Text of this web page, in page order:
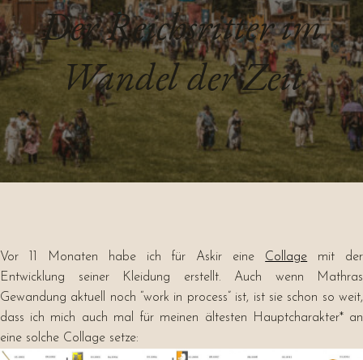
Der Reichsritter im
Wandel der Zeit
Vor 11 Monaten habe ich für Askir eine Collage mit der
Entwicklung seiner Kleidung erstellt. Auch wenn Mathras
Gewandung aktuell noch “work in process” ist, ist sie schon so weit,
dass ich mich auch mal für meinen ältesten Hauptcharakter* an
eine solche Collage setze: